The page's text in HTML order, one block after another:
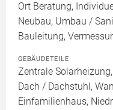
Ort Beratung,
Neubau, Umbau /
Bauleitung,
GEBÄUDETEILE
Zentrale
Dach / Dachstuhl,
Einfamilienhaus,